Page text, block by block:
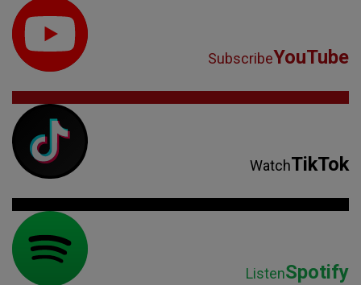
SubscribeYouTube
WatchTikTok
ListenSpotify